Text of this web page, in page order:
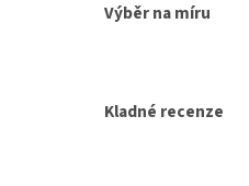
Výběr na míru
Kladné recenze